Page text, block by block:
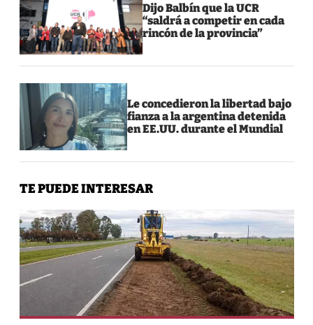
Dijo Balbín que la UCR
“saldrá a competir en cada
rincón de la provincia”
Le concedieron la libertad bajo
fianza a la argentina detenida
en EE.UU. durante el Mundial
TE PUEDE INTERESAR